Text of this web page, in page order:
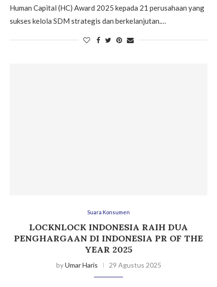
Human Capital (HC) Award 2025 kepada 21 perusahaan yang
sukses kelola SDM strategis dan berkelanjutan.…
Suara Konsumen
LOCKNLOCK INDONESIA RAIH DUA
PENGHARGAAN DI INDONESIA PR OF THE
YEAR 2025
byUmar Haris 29 Agustus 2025